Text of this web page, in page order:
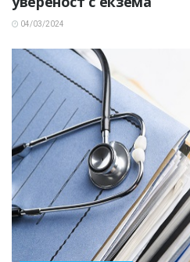
04/03/2024